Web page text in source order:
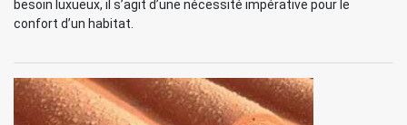
besoin luxueux, il s’agit d’une nécessité impérative pour le
confort d’un habitat.